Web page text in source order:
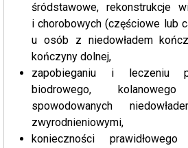
śródstawowe, rekonstrukcje
i chorobowych (częściowe lub
u osób z niedowładem
kończyny dolnej,
zapobieganiu i leczeniu
biodrowego,
spowodowanych
zwyrodnieniowymi,
konieczności